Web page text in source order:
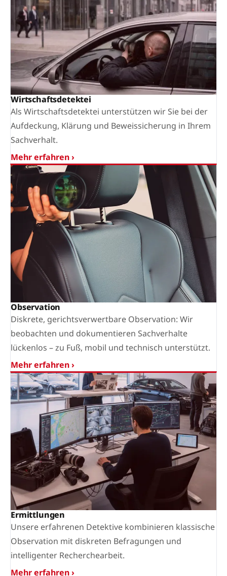
Wirtschaftsdetektei
Als Wirtschaftsdetektei unterstützen wir Sie bei der
Aufdeckung, Klärung und Beweissicherung in Ihrem
Sachverhalt.
Mehr erfahren ›
Observation
Diskrete, gerichtsverwertbare Observation: Wir
beobachten und dokumentieren Sachverhalte
lückenlos – zu Fuß, mobil und technisch unterstützt.
Mehr erfahren ›
Ermittlungen
Unsere erfahrenen Detektive kombinieren klassische
Observation mit diskreten Befragungen und
intelligenter Recherchearbeit.
Mehr erfahren ›